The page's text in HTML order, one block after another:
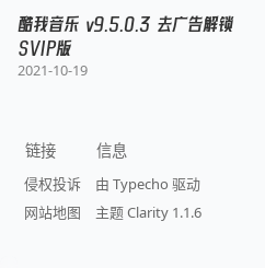
酷我音乐 v9.5.0.3 去广告解锁
SVIP版
2021-10-19
链接
侵权投诉
网站地图
信息
由 Typecho 驱动
主题 Clarity 1.1.6